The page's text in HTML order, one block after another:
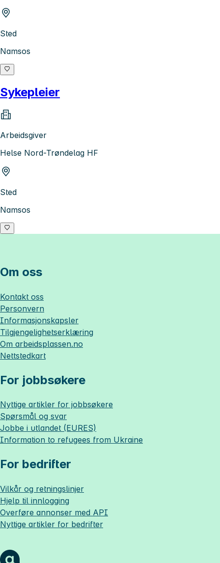
Sted
Namsos
Sykepleier
Arbeidsgiver
Helse Nord-Trøndelag HF
Sted
Namsos
Om oss
Kontakt oss
Personvern
Informasjonskapsler
Tilgjengelighetserklæring
Om arbeidsplassen.no
Nettstedkart
For jobbsøkere
Nyttige artikler for jobbsøkere
Spørsmål og svar
Jobbe i utlandet (EURES)
Information to refugees from Ukraine
For bedrifter
Vilkår og retningslinjer
Hjelp til innlogging
Overføre annonser med API
Nyttige artikler for bedrifter